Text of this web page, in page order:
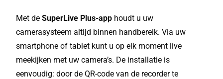
Met de SuperLive Plus-app houdt u uw
camerasysteem altijd binnen handbereik. Via uw
smartphone of tablet kunt u op elk moment live
meekijken met uw camera’s. De installatie is
eenvoudig: door de QR-code van de recorder te